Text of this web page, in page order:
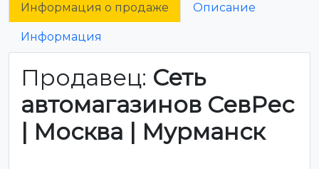
Информация о продаже Описание
Информация
Продавец: Сеть
автомагазинов СевРес
| Москва | Мурманск